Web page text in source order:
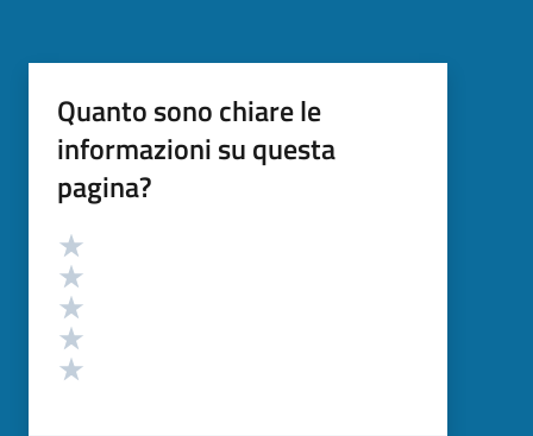
Quanto sono chiare le
informazioni su questa
pagina?
Valutazione